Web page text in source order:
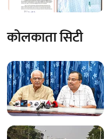
कोलकाता सिटी